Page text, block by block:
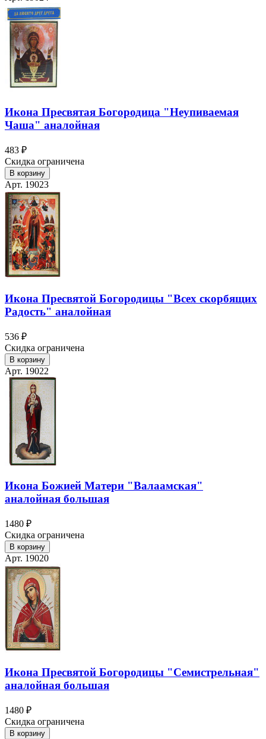
Икона Пресвятая Богородица "Неупиваемая
Чаша" аналойная
483 ₽
Скидка ограничена
В корзину
Арт. 19023
Икона Пресвятой Богородицы "Всех скорбящих
Радость" аналойная
536 ₽
Скидка ограничена
В корзину
Арт. 19022
Икона Божией Матери "Валаамская"
аналойная большая
1480 ₽
Скидка ограничена
В корзину
Арт. 19020
Икона Пресвятой Богородицы "Семистрельная"
аналойная большая
1480 ₽
Скидка ограничена
В корзину